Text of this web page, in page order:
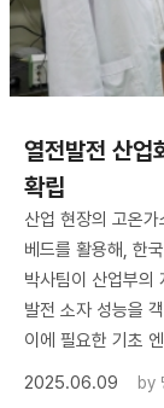
열전발전 산업
확립
산업 현장의 고온
베드를 활용해, 한
박사팀이 산업부의
발전 소자 성능을
이에 필요한 기초
2025.06.09
by